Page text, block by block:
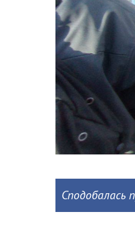
Сподобалась